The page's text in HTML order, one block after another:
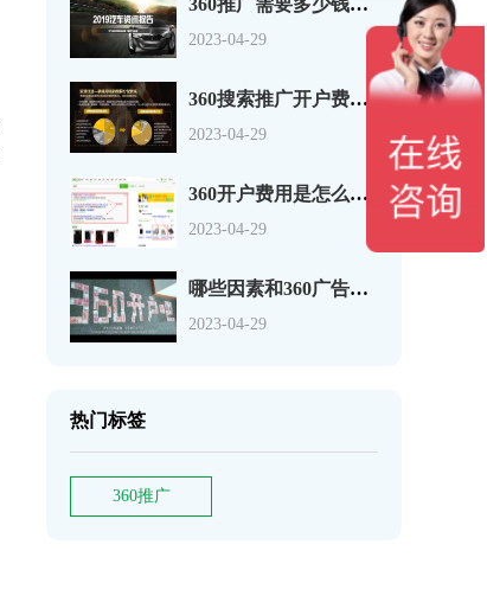
360推广需要多少钱？2020汽车行业洞察：逆市上扬，观行业之变化
2023-04-29
360搜索推广开户费用手把手教你玩转360裂变营销！
2023-04-29
360开户费用是怎么组成的？按年还是点击扣费的？
2023-04-29
哪些因素和360广告费用相关，能决定推广效果吗？
2023-04-29
热门标签
360推广